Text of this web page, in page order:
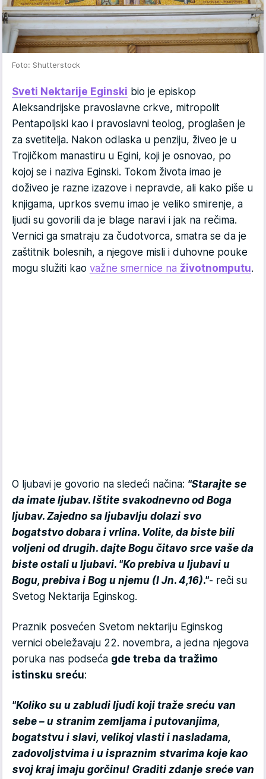
Foto: Shutterstock
Sveti Nektarije Eginski bio je episkop
Aleksandrijske pravoslavne crkve, mitropolit
Pentapoljski kao i pravoslavni teolog, proglašen je
za svetitelja. Nakon odlaska u penziju, živeo je u
Trojičkom manastiru u Egini, koji je osnovao, po
kojoj se i naziva Eginski. Tokom života imao je
doživeo je razne izazove i nepravde, ali kako piše u
knjigama, uprkos svemu imao je veliko smirenje, a
ljudi su govorili da je blage naravi i jak na rečima.
Vernici ga smatraju za čudotvorca, smatra se da je
zaštitnik bolesnih, a njegove misli i duhovne pouke
mogu služiti kao važne smernice na životnomputu.
O ljubavi je govorio na sledeći načina: "Starajte se
da imate ljubav. Ištite svakodnevno od Boga
ljubav. Zajedno sa ljubavlju dolazi svo
bogatstvo dobara i vrlina. Volite, da biste bili
voljeni od drugih. dajte Bogu čitavo srce vaše da
biste ostali u ljubavi. "Ko prebiva u ljubavi u
Bogu, prebiva i Bog u njemu (I Jn. 4,16)."- reči su
Svetog Nektarija Eginskog.
Praznik posvećen Svetom nektariju Eginskog
vernici obeležavaju 22. novembra, a jedna njegova
poruka nas podseća gde treba da tražimo
istinsku sreću:
"Koliko su u zabludi ljudi koji traže sreću van
sebe – u stranim zemljama i putovanjima,
bogatstvu i slavi, velikoj vlasti i nasladama,
zadovoljstvima i u ispraznim stvarima koje kao
svoj kraj imaju gorčinu! Graditi zdanje sreće van